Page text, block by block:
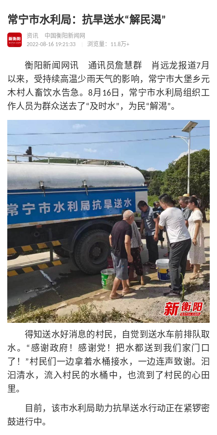
常宁市水利局：抗旱送水“解民渴”
资讯
中国衡阳新闻网
2022-08-16 19:21:33
浏览量：11.8万+
衡阳新闻网讯 通讯员詹慧群 肖远龙报道7月
以来，受持续高温少雨天气的影响，常宁市大堡乡元
木村人畜饮水告急。8月16日，常宁市水利局组织工
作人员为群众送去了“及时水”，为民“解渴”。
得知送水好消息的村民，自觉到送水车前排队取
水。“感谢政府！感谢党！把水都送到我们家门口
了！”村民们一边拿着水桶接水，一边连声致谢。汩
汩清水，流入村民的水桶中，也流到了村民的心田
里。
目前，该市水利局助力抗旱送水行动正在紧锣密
鼓进行中。